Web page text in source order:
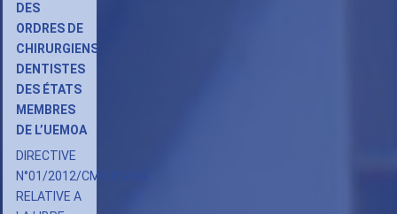
DES
ORDRES DE
CHIRURGIENS
DENTISTES
DES ÉTATS
MEMBRES
DE L’UEMOA
DIRECTIVE
N°01/2012/CM/UEMOA
RELATIVE A